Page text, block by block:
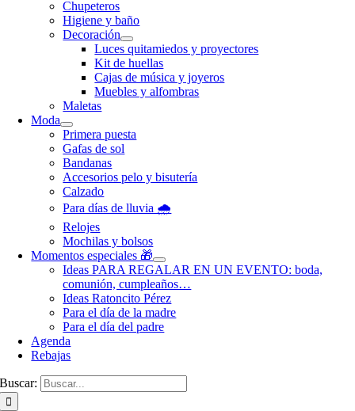
Chupeteros
Higiene y baño
Decoración
Luces quitamiedos y proyectores
Kit de huellas
Cajas de música y joyeros
Muebles y alfombras
Maletas
Moda
Primera puesta
Gafas de sol
Bandanas
Accesorios pelo y bisutería
Calzado
Para días de lluvia 🌧️
Relojes
Mochilas y bolsos
Momentos especiales 🎁
Ideas PARA REGALAR EN UN EVENTO: boda,
comunión, cumpleaños…
Ideas Ratoncito Pérez
Para el día de la madre
Para el día del padre
Agenda
Rebajas
Buscar: